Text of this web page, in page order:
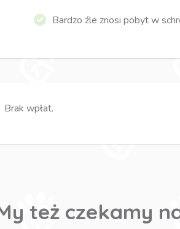
Bardzo źle znosi pobyt w
Brak wpłat.
też czekamy